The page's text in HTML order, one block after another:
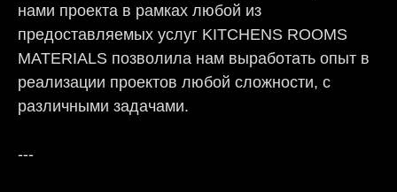
нами проекта в рамках любой из
предоставляемых услуг KITCHENS ROOMS
MATERIALS позволила нам выработать опыт в
реализации проектов любой сложности, с
различными задачами.
---